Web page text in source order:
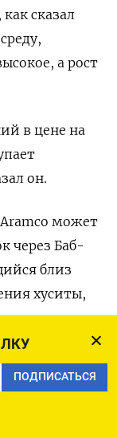
ПОДПИСАТЬСЯ
сказал
а рост
в цене на
он.
может
через Баб-
близ
хуситы,
ее
и
к
Нассер в